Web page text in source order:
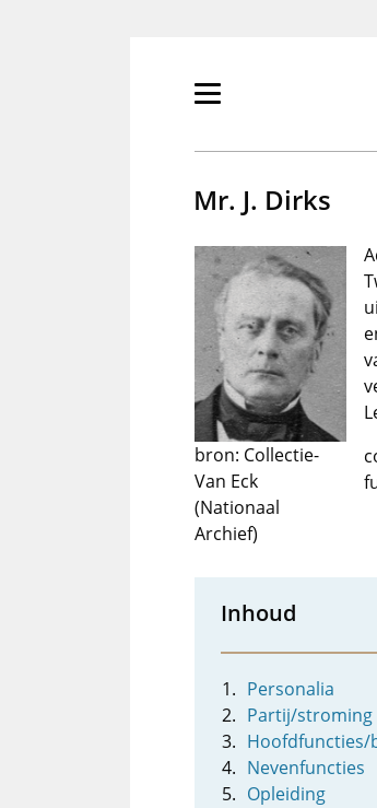
Primair
tonen/verbergen
Mr. J. Dirks
bron: Collectie-
Van Eck
(Nationaal
Archief)
Inhoud
Personalia
Partij/stroming
Hoofdfuncties/
Nevenfuncties
Opleiding